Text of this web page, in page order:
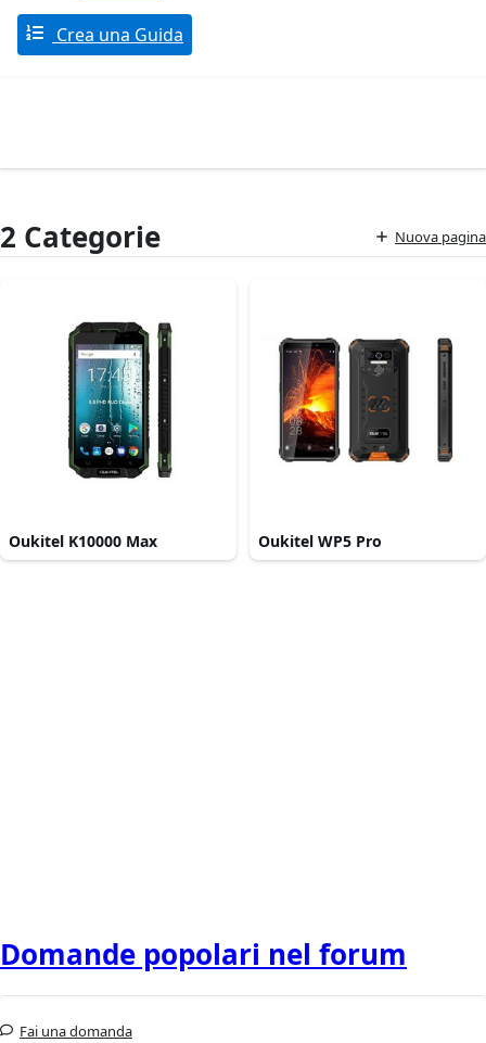
Crea una Guida
2 Categorie Nuova pagina
Oukitel K10000 Max Oukitel WP5 Pro
Domande popolari nel forum
Fai una domanda